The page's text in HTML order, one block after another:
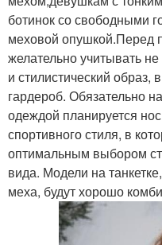
ботинок со свободными
меховой опушкой.Перед
желательно учитывать
и стилистический образ,
гардероб. Обязательно
одеждой планируется
спортивного стиля, в
оптимальным выбором
вида. Модели на
меха, будут хорошо